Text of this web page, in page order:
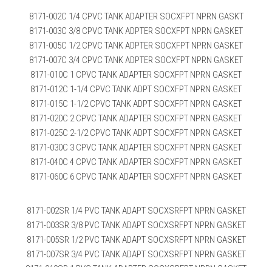
8171-002C 1/4 CPVC TANK ADAPTER SOCXFPT NPRN GASKT
8171-003C 3/8 CPVC TANK ADPTER SOCXFPT NPRN GASKET
8171-005C 1/2 CPVC TANK ADPTER SOCXFPT NPRN GASKET
8171-007C 3/4 CPVC TANK ADPTER SOCXFPT NPRN GASKET
8171-010C 1 CPVC TANK ADAPTER SOCXFPT NPRN GASKET
8171-012C 1-1/4 CPVC TANK ADPT SOCXFPT NPRN GASKET
8171-015C 1-1/2 CPVC TANK ADPT SOCXFPT NPRN GASKET
8171-020C 2 CPVC TANK ADAPTER SOCXFPT NPRN GASKET
8171-025C 2-1/2 CPVC TANK ADPT SOCXFPT NPRN GASKET
8171-030C 3 CPVC TANK ADAPTER SOCXFPT NPRN GASKET
8171-040C 4 CPVC TANK ADAPTER SOCXFPT NPRN GASKET
8171-060C 6 CPVC TANK ADAPTER SOCXFPT NPRN GASKET
8171-002SR 1/4 PVC TANK ADAPT SOCXSRFPT NPRN GASKET
8171-003SR 3/8 PVC TANK ADAPT SOCXSRFPT NPRN GASKET
8171-005SR 1/2 PVC TANK ADAPT SOCXSRFPT NPRN GASKET
8171-007SR 3/4 PVC TANK ADAPT SOCXSRFPT NPRN GASKET